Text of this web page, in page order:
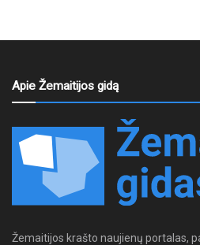
Apie Žemaitijos gidą
Žemaitijos krašto naujienų portalas,